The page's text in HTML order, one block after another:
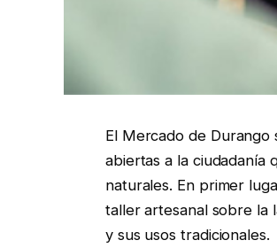
El Mercado de Durango
abiertas a la ciudadanía
naturales. En primer
taller artesanal sobre la
y sus usos tradicionales.